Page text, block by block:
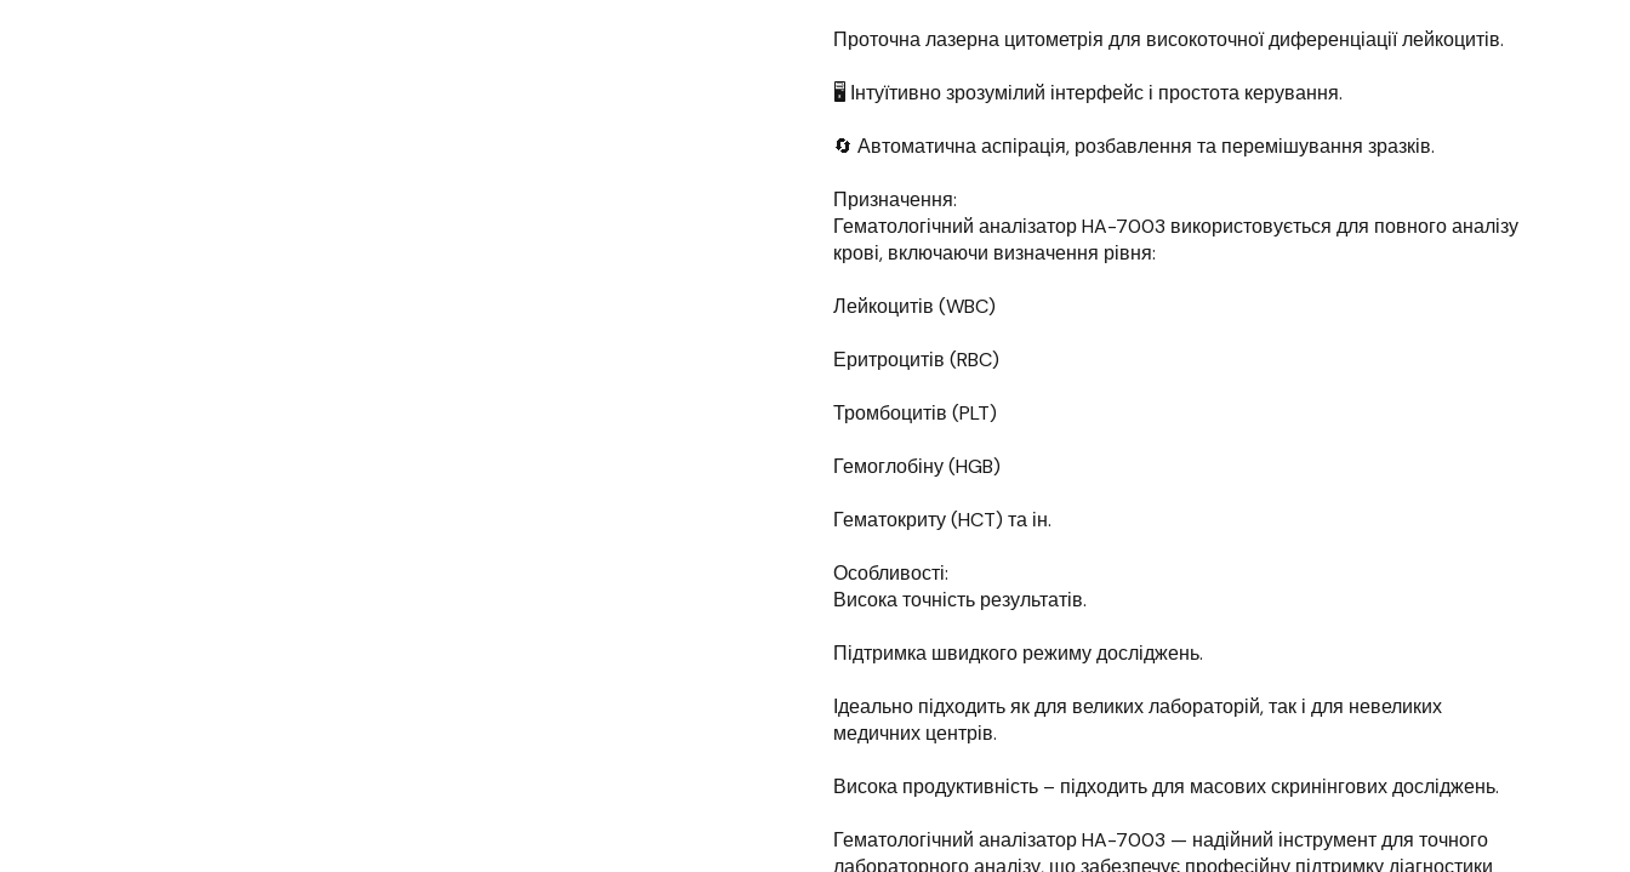
Проточна лазерна цитометрія для високоточної диференціації лейкоцитів.
🖥️ Інтуїтивно зрозумілий інтерфейс і простота керування.
🔄 Автоматична аспірація, розбавлення та перемішування зразків.
Призначення:
Гематологічний аналізатор HA-7003 використовується для повного аналізу
крові, включаючи визначення рівня:
Лейкоцитів (WBC)
Еритроцитів (RBC)
Тромбоцитів (PLT)
Гемоглобіну (HGB)
Гематокриту (HCT) та ін.
Особливості:
Висока точність результатів.
Підтримка швидкого режиму досліджень.
Ідеально підходить як для великих лабораторій, так і для невеликих
медичних центрів.
Висока продуктивність – підходить для масових скринінгових досліджень.
Гематологічний аналізатор HA-7003 — надійний інструмент для точного
лабораторного аналізу, що забезпечує професійну підтримку діагностики